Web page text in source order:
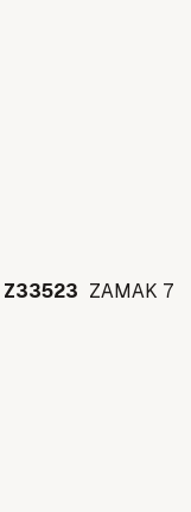
Z33523 ZAMAK 7